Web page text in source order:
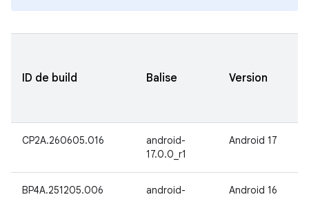
ID de build Balise Version
CP2A.260605.016
android-
17.0.0_r1
Android 17
BP4A.251205.006
android-
Android 16